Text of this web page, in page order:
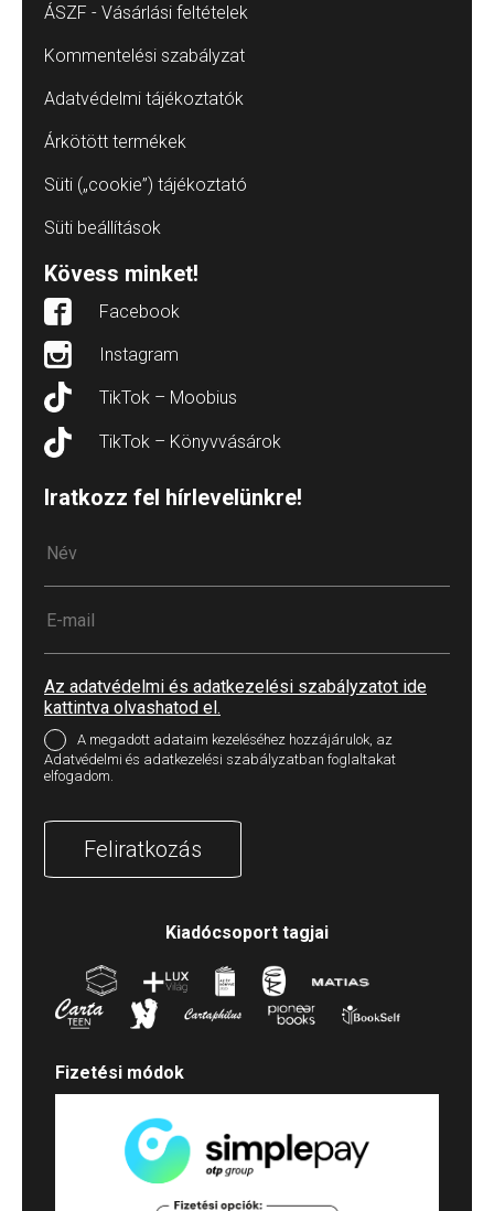
ÁSZF - Vásárlási feltételek
Kommentelési szabályzat
Adatvédelmi tájékoztatók
Árkötött termékek
Süti („cookie”) tájékoztató
Süti beállítások
Kövess minket!
Facebook
Instagram
TikTok – Moobius
TikTok – Könyvvásárok
Iratkozz fel hírlevelünkre!
Az adatvédelmi és adatkezelési szabályzatot ide
kattintva olvashatod el.
A megadott adataim kezeléséhez hozzájárulok, az
Adatvédelmi és adatkezelési szabályzatban foglaltakat
elfogadom.
Feliratkozás
Kiadócsoport tagjai
Fizetési módok